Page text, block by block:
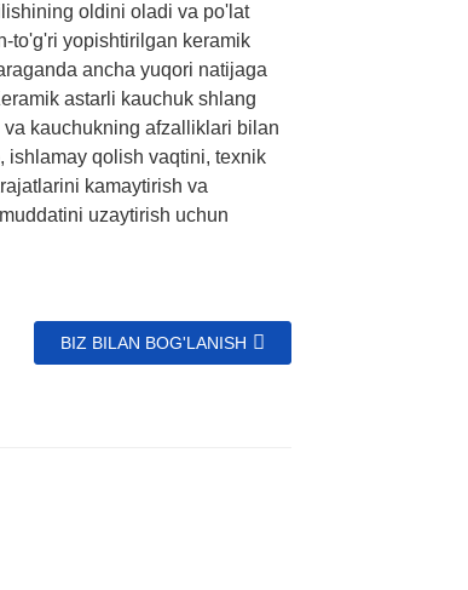
oldini oladi va po'lat
to'g'ri yopishtirilgan keramik
ancha yuqori natijaga
astarli kauchuk shlang
kauchukning afzalliklari bilan
ishlamay qolish vaqtini, texnik
kamaytirish va
uzaytirish uchun
BIZ BILAN BOG'LANISH